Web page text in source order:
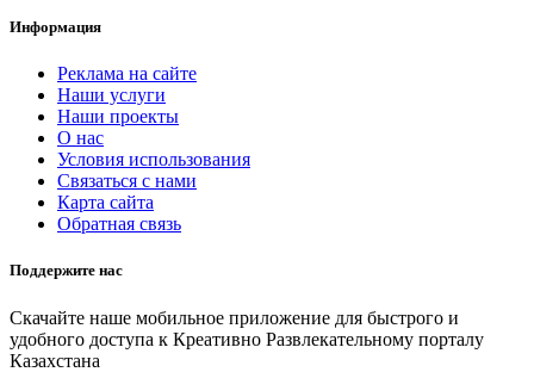
Информация
Реклама на сайте
Наши услуги
Наши проекты
О нас
Условия использования
Связаться с нами
Карта сайта
Обратная связь
Поддержите нас
Скачайте наше мобильное приложение для быстрого и
удобного доступа к Креативно Развлекательному порталу
Казахстана